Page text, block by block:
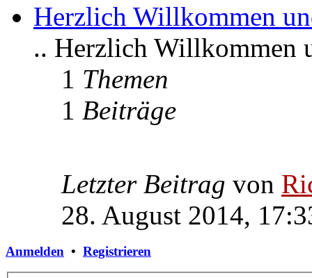
Herzlich Willkommen
.. Herzlich Willkommen
1 Themen
1 Beiträge
Letzter Beitrag von
28. August 2014,
Anmelden • Registrieren